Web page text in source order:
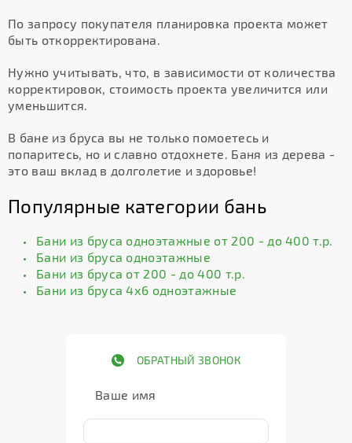
По запросу покупателя планировка проекта может
быть откорректирована.
Нужно учитывать, что, в зависимости от количества
корректировок, стоимость проекта увеличится или
уменьшится.
В бане из бруса вы не только помоетесь и
попаритесь, но и славно отдохнете. Баня из дерева -
это ваш вклад в долголетие и здоровье!
Популярные категории бань
Бани из бруса одноэтажные от 200 - до 400 т.р.
Бани из бруса одноэтажные
Бани из бруса от 200 - до 400 т.р.
Бани из бруса 4х6 одноэтажные
ОБРАТНЫЙ ЗВОНОК
Ваше имя